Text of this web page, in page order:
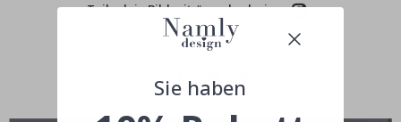
Teile dein Bild mit #namly_design
Sie haben